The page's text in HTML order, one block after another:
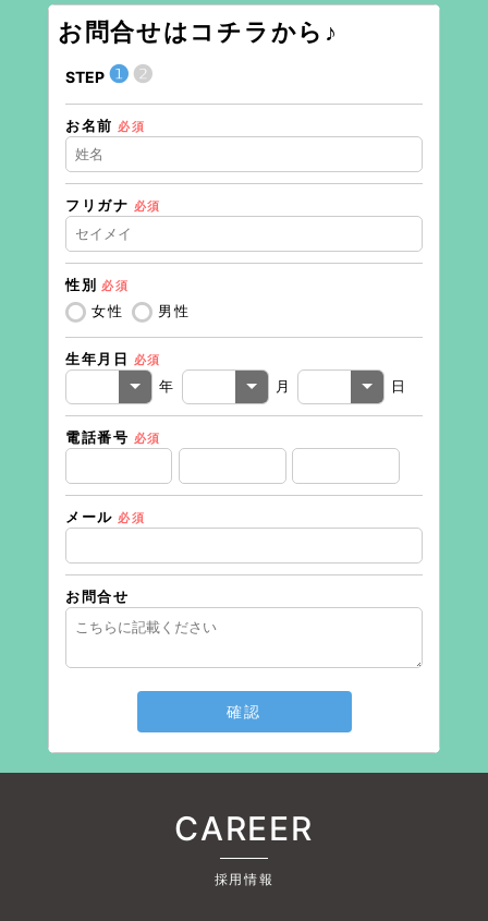
お問合せはコチラから♪
STEP ❶❷
お名前 必須
フリガナ 必須
性別 必須
女性 男性
生年月日 必須
年 月 日
電話番号 必須
メール 必須
お問合せ
確認
CAREER
採用情報